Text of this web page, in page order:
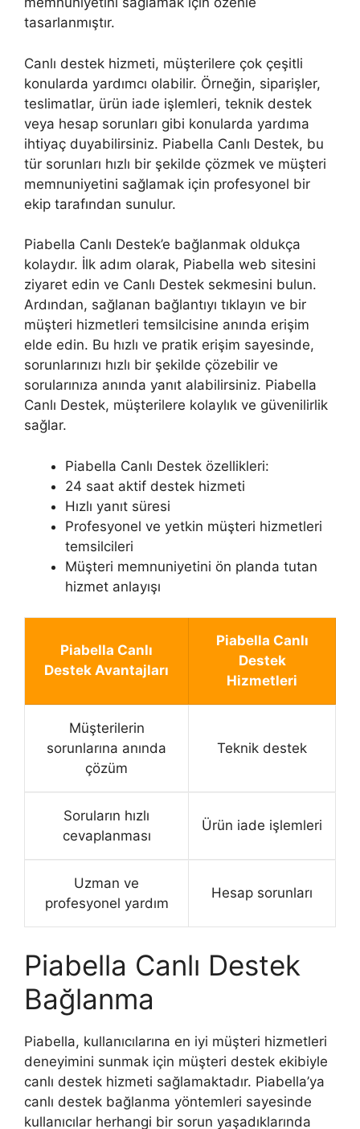
tasarlanmıştır.
Canlı destek hizmeti, müşterilere çok çeşitli
konularda yardımcı olabilir. Örneğin, siparişler,
teslimatlar, ürün iade işlemleri, teknik destek
veya hesap sorunları gibi konularda yardıma
ihtiyaç duyabilirsiniz. Piabella Canlı Destek, bu
tür sorunları hızlı bir şekilde çözmek ve müşteri
memnuniyetini sağlamak için profesyonel bir
ekip tarafından sunulur.
Piabella Canlı Destek’e bağlanmak oldukça
kolaydır. İlk adım olarak, Piabella web sitesini
ziyaret edin ve Canlı Destek sekmesini bulun.
Ardından, sağlanan bağlantıyı tıklayın ve bir
müşteri hizmetleri temsilcisine anında erişim
elde edin. Bu hızlı ve pratik erişim sayesinde,
sorunlarınızı hızlı bir şekilde çözebilir ve
sorularınıza anında yanıt alabilirsiniz. Piabella
Canlı Destek, müşterilere kolaylık ve güvenilirlik
sağlar.
Piabella Canlı Destek özellikleri:
24 saat aktif destek hizmeti
Hızlı yanıt süresi
Profesyonel ve yetkin müşteri hizmetleri
temsilcileri
Müşteri memnuniyetini ön planda tutan
hizmet anlayışı
Piabella Canlı
Destek Avantajları
Piabella Canlı
Destek
Hizmetleri
Müşterilerin
sorunlarına anında
çözüm
Teknik destek
Soruların hızlı
cevaplanması
Ürün iade işlemleri
Uzman ve
profesyonel yardım
Hesap sorunları
Piabella Canlı Destek
Bağlanma
Piabella, kullanıcılarına en iyi müşteri hizmetleri
deneyimini sunmak için müşteri destek ekibiyle
canlı destek hizmeti sağlamaktadır. Piabella’ya
canlı destek bağlanma yöntemleri sayesinde
kullanıcılar herhangi bir sorun yaşadıklarında